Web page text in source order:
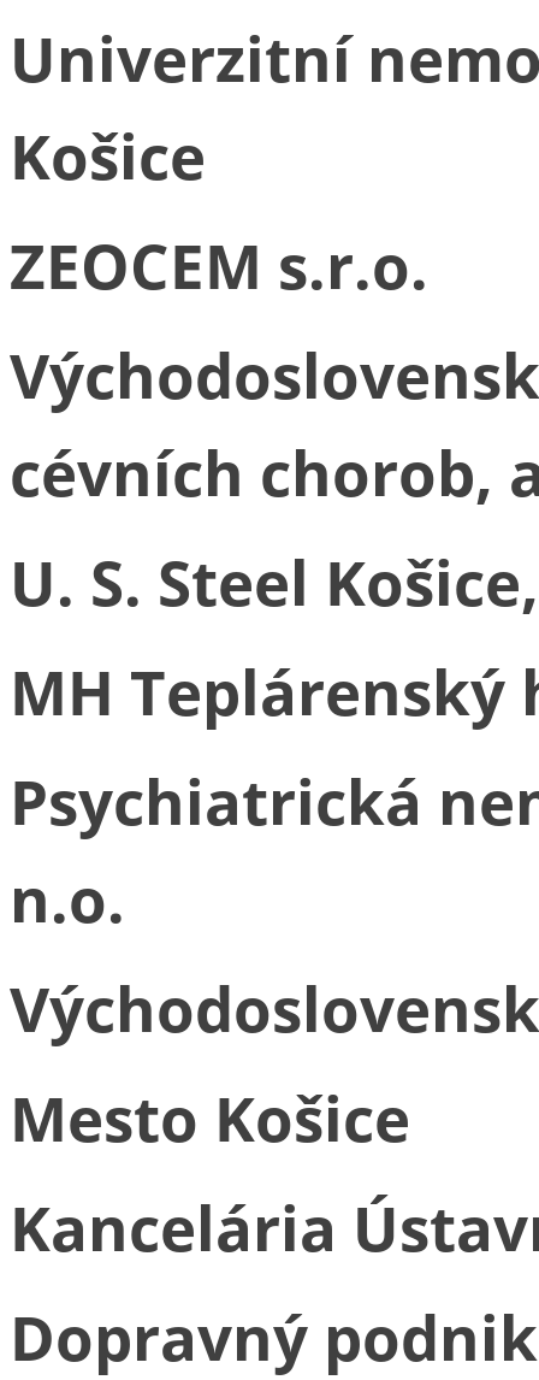
Univerzitní
Košice
ZEOCEM s.r.o.
cévních chorob,
U. S. Steel
MH Teplárenský
Psychiatrická
n.o.
Mesto Košice
Kancelária
Dopravný